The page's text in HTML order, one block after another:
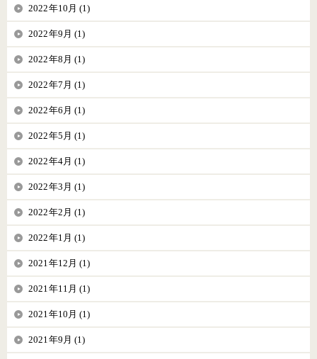
2022年10月 (1)
2022年9月 (1)
2022年8月 (1)
2022年7月 (1)
2022年6月 (1)
2022年5月 (1)
2022年4月 (1)
2022年3月 (1)
2022年2月 (1)
2022年1月 (1)
2021年12月 (1)
2021年11月 (1)
2021年10月 (1)
2021年9月 (1)